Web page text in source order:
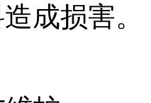
成损害。